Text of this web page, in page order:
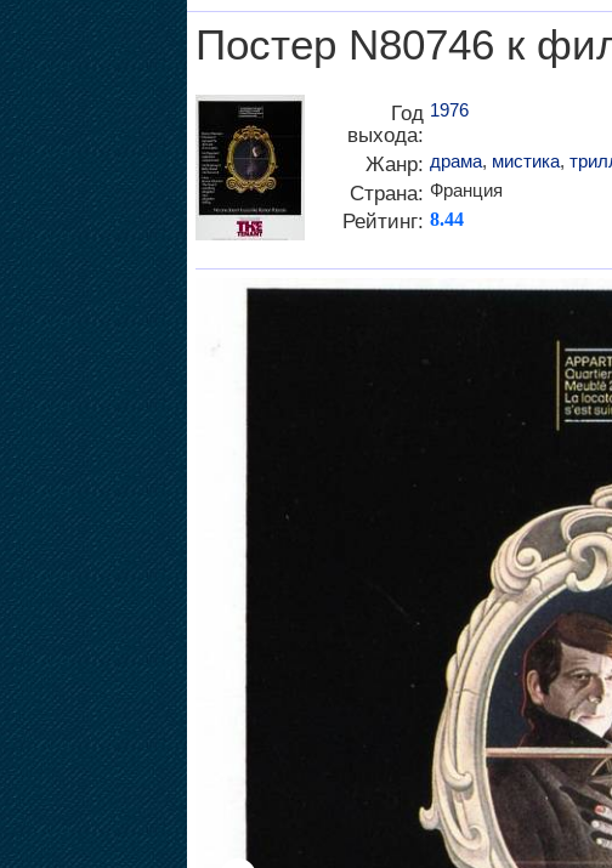
Постер N80746 к
Год
выхода:
1976
Жанр: драма, мистика,
Страна: Франция
Рейтинг: 8.44